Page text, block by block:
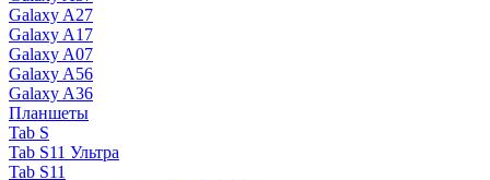
Galaxy A27
Galaxy A17
Galaxy A07
Galaxy A56
Galaxy A36
Планшеты
Tab S
Tab S11 Ультра
Tab S11